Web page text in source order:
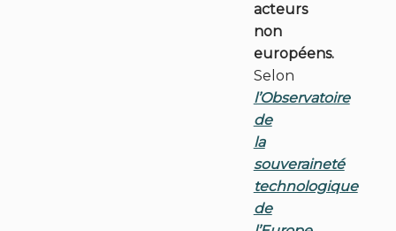
EN
acteurs
non
européens.
Selon
l’Observatoire
de
la
souveraineté
technologique
de